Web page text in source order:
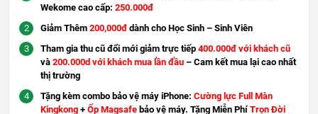
Wekome cao cấp: 250.000đ
Giảm Thêm 200,000đ dành cho Học Sinh – Sinh Viên
Tham gia thu cũ đổi mới giảm trực tiếp 400.000đ với khách cũ
và 200.000d với khách mua lần đầu – Cam kết mua lại cao nhất
thị trường
Tặng kèm combo bảo vệ máy iPhone: Cường lực Full Màn
Kingkong + Ốp Magsafe bảo vệ máy. Tặng Miễn Phí Trọn Đời